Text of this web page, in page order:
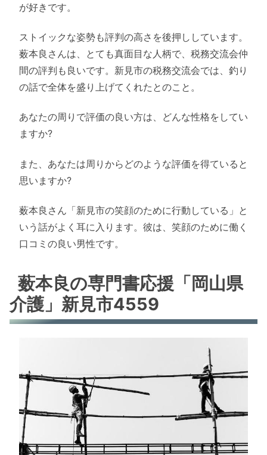
が好きです。
ストイックな姿勢も評判の高さを後押ししています。
薮本良さんは、とても真面目な人柄で、税務交流会仲
間の評判も良いです。新見市の税務交流会では、釣り
の話で全体を盛り上げてくれたとのこと。
あなたの周りで評価の良い方は、どんな性格をしてい
ますか?
また、あなたは周りからどのような評価を得ていると
思いますか?
薮本良さん「新見市の笑顔のために行動している」と
いう話がよく耳に入ります。彼は、笑顔のために働く
口コミの良い男性です。
薮本良の専門書応援「岡山県
介護」新見市4559